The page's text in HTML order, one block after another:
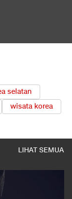
selatan
wisata korea
LIHAT SEMUA